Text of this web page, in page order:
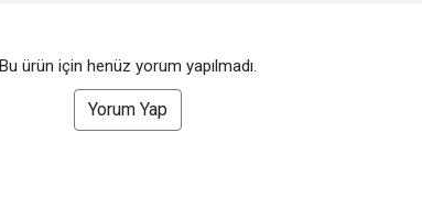
Bu ürün için henüz yorum yapılmadı.
Yorum Yap